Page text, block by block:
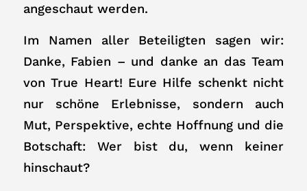
angeschaut werden.
Im Namen aller Beteiligten sagen wir:
Danke, Fabien – und danke an das Team
von True Heart! Eure Hilfe schenkt nicht
nur schöne Erlebnisse, sondern auch
Mut, Perspektive, echte Hoffnung und die
Botschaft: Wer bist du, wenn keiner
hinschaut?